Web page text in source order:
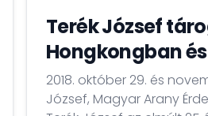
Terék József
Hongkongban
2018. október 29. és
József, Magyar Arany